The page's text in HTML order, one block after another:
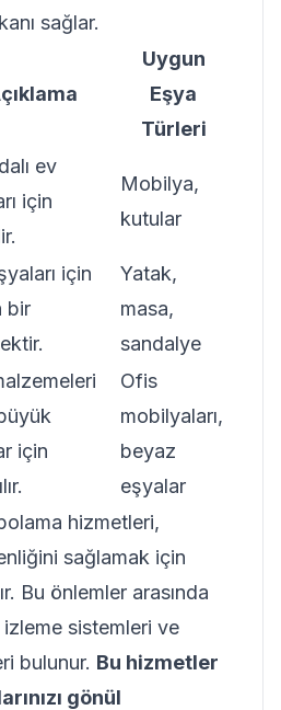
sağlar.
Uygun
Eşya
Türleri
ev
için
Mobilya,
kutular
için
bir
Yatak,
masa,
sandalye
için
Ofis
mobilyaları,
beyaz
eşyalar
hizmetleri,
sağlamak için
Bu önlemler arasında
sistemleri ve
bulunur. Bu hizmetler
gönül